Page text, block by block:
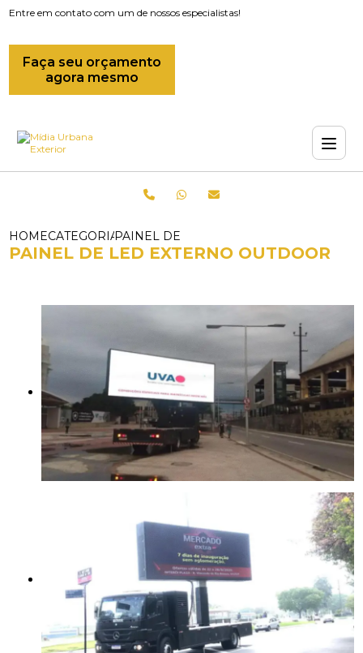
Entre em contato com um de nossos especialistas!
Faça seu orçamento
agora mesmo
HOMECATEGORIASPAINEL DE LED EXTERNO OUTDOOR
PAINEL DE LED EXTERNO OUTDOOR